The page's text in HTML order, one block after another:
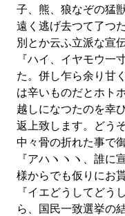
子、熊、狼なぞの猛
遠く逃げ去つて了つ
別とか云ふ立派な宣
『ハイ、イヤモウ一
た。併し乍ら余り甘
は辛いものだとホト
越しになつたのを幸
返上致します。どう
中々骨の折れた事で
『アハヽヽヽ、誰に
様からでも仮りにお
『イエどうしてどう
ら、国民一致選挙の